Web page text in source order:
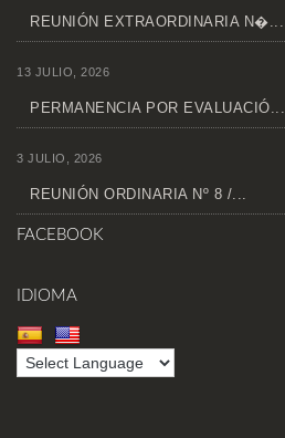
REUNIÓN EXTRAORDINARIA N�...
13 JULIO, 2026
PERMANENCIA POR EVALUACIÓ...
3 JULIO, 2026
REUNIÓN ORDINARIA Nº 8 /...
FACEBOOK
IDIOMA